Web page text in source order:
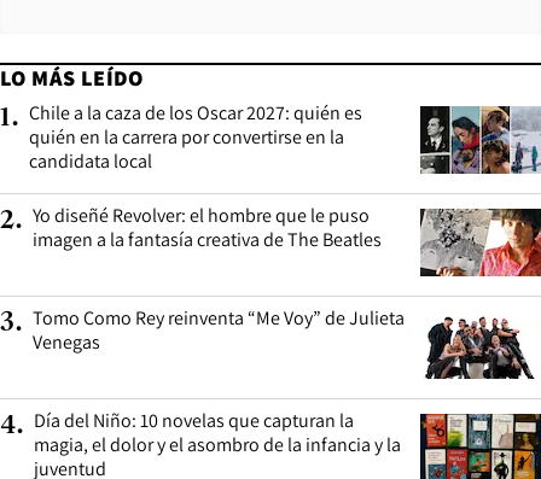
LO MÁS LEÍDO
1. Chile a la caza de los Oscar 2027: quién es
quién en la carrera por convertirse en la
candidata local
2. Yo diseñé Revolver: el hombre que le puso
imagen a la fantasía creativa de The Beatles
3. Tomo Como Rey reinventa “Me Voy” de Julieta
Venegas
4. Día del Niño: 10 novelas que capturan la
magia, el dolor y el asombro de la infancia y la
juventud